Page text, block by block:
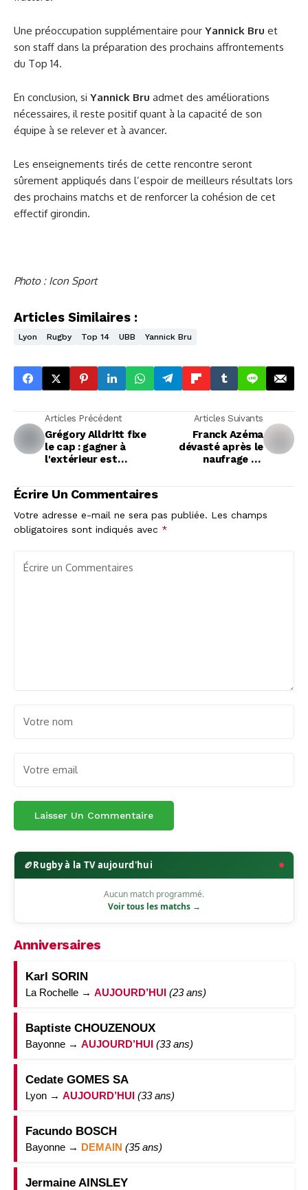
Une préoccupation supplémentaire pour Yannick Bru et
son staff dans la préparation des prochains affrontements
du Top 14.
En conclusion, si Yannick Bru admet des améliorations
nécessaires, il reste positif quant à la capacité de son
équipe à se relever et à avancer.
Les enseignements tirés de cette rencontre seront
sûrement appliqués dans l’espoir de meilleurs résultats lors
des prochains matchs et de renforcer la cohésion de cet
effectif girondin.
Photo : Icon Sport
Articles Similaires :
Lyon Rugby Top 14 UBB Yannick Bru
Articles Précédent
Grégory Alldritt fixe
le cap : gagner à
l'extérieur est
Articles Suivants
Franck Azéma
dévasté après le
naufrage de
Écrire Un Commentaires
Votre adresse e-mail ne sera pas publiée. Les champs
obligatoires sont indiqués avec *
🏉Rugby à la TV aujourd'hui
Aucun match programmé.
Voir tous les matchs →
Anniversaires
Karl SORIN
La Rochelle → AUJOURD’HUI (23 ans)
Baptiste CHOUZENOUX
Bayonne → AUJOURD’HUI (33 ans)
Cedate GOMES SA
Lyon → AUJOURD’HUI (33 ans)
Facundo BOSCH
Bayonne → DEMAIN (35 ans)
Jermaine AINSLEY